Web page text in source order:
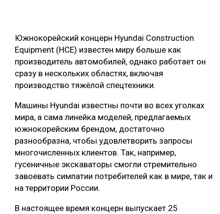
Южнокорейский концерн Hyundai Construction
Equipment (HCE) известен миру больше как
производитель автомобилей, однако работает он
сразу в нескольких областях, включая
производство тяжёлой спецтехники.
Машины Hyundai известны почти во всех уголках
мира, а сама линейка моделей, предлагаемых
южнокорейским брендом, достаточно
разнообразна, чтобы удовлетворить запросы
многочисленных клиентов. Так, например,
гусеничные экскаваторы смогли стремительно
завоевать симпатии потребителей как в мире, так и
на территории России.
В настоящее время концерн выпускает 25